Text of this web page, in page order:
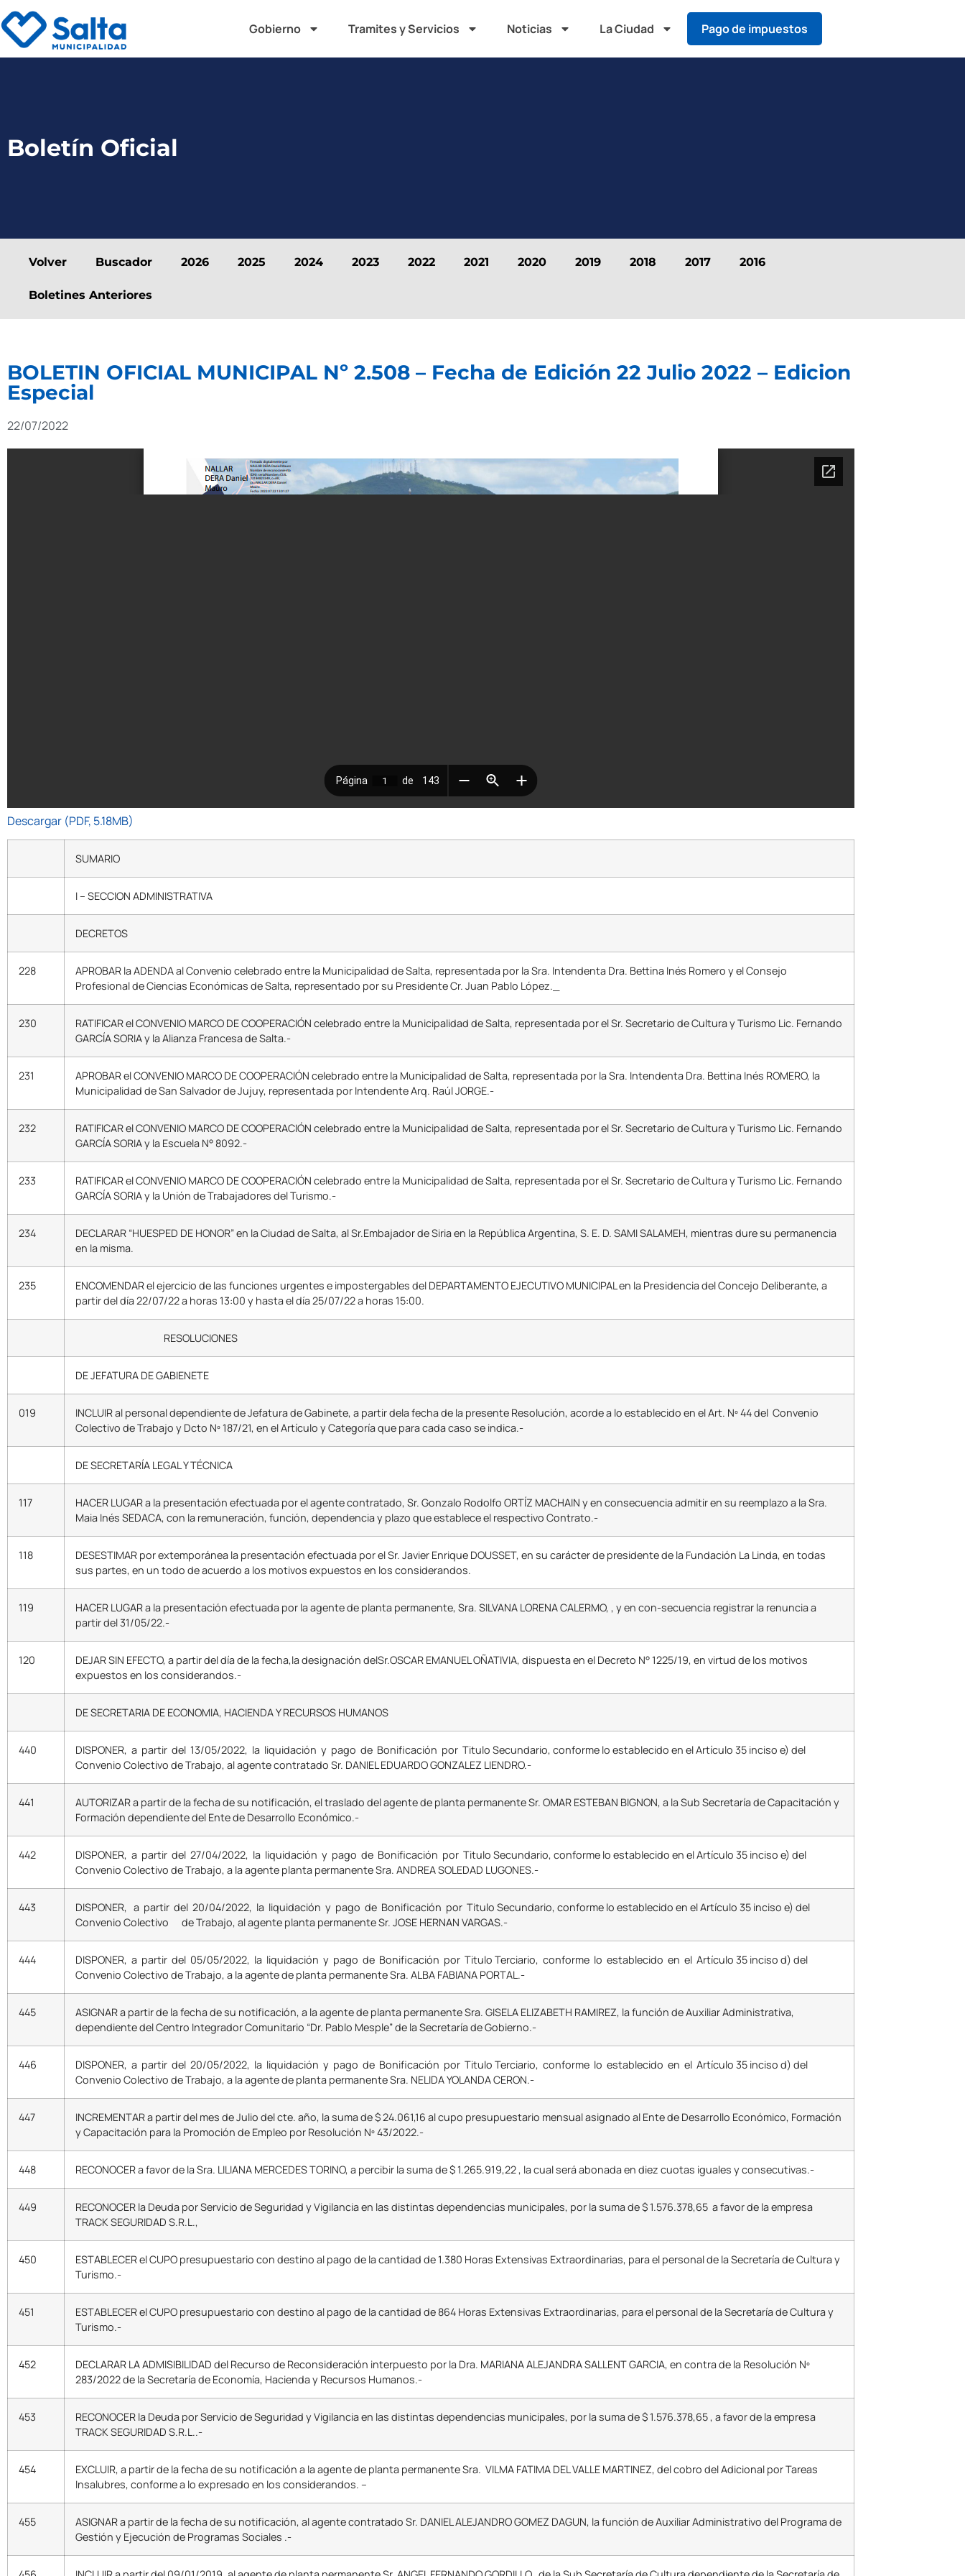
Gobierno Tramites y Servicios Noticias La Ciudad Pago de impuestos
Boletín Oficial
Volver Buscador 2026 2025 2024 2023 2022 2021 2020 2019 2018 2017 2016
Boletines Anteriores
BOLETIN OFICIAL MUNICIPAL Nº 2.508 – Fecha de Edición 22 Julio 2022 – Edicion
Especial
22/07/2022
Descargar (PDF, 5.18MB)
SUMARIO
I – SECCION ADMINISTRATIVA
DECRETOS
228
APROBAR la ADENDA al Convenio celebrado entre la Municipalidad de Salta, representada por la Sra. Intendenta Dra. Bettina Inés Romero y el Consejo
Profesional de Ciencias Económicas de Salta, representado por su Presidente Cr. Juan Pablo López._
230
RATIFICAR el CONVENIO MARCO DE COOPERACIÓN celebrado entre la Municipalidad de Salta, representada por el Sr. Secretario de Cultura y Turismo Lic. Fernando
GARCÍA SORIA y la Alianza Francesa de Salta.-
231
APROBAR el CONVENIO MARCO DE COOPERACIÓN celebrado entre la Municipalidad de Salta, representada por la Sra. Intendenta Dra. Bettina Inés ROMERO, la
Municipalidad de San Salvador de Jujuy, representada por Intendente Arq. Raúl JORGE.-
232
RATIFICAR el CONVENIO MARCO DE COOPERACIÓN celebrado entre la Municipalidad de Salta, representada por el Sr. Secretario de Cultura y Turismo Lic. Fernando
GARCÍA SORIA y la Escuela N° 8092.-
233
RATIFICAR el CONVENIO MARCO DE COOPERACIÓN celebrado entre la Municipalidad de Salta, representada por el Sr. Secretario de Cultura y Turismo Lic. Fernando
GARCÍA SORIA y la Unión de Trabajadores del Turismo.-
234
DECLARAR “HUESPED DE HONOR” en la Ciudad de Salta, al Sr.Embajador de Siria en la República Argentina, S. E. D. SAMI SALAMEH, mientras dure su permanencia
en la misma.
235
ENCOMENDAR el ejercicio de las funciones urgentes e impostergables del DEPARTAMENTO EJECUTIVO MUNICIPAL en la Presidencia del Concejo Deliberante, a
partir del día 22/07/22 a horas 13:00 y hasta el día 25/07/22 a horas 15:00.
RESOLUCIONES
DE JEFATURA DE GABIENETE
019
INCLUIR al personal dependiente de Jefatura de Gabinete, a partir dela fecha de la presente Resolución, acorde a lo establecido en el Art. Nº 44 del Convenio
Colectivo de Trabajo y Dcto Nº 187/21, en el Artículo y Categoría que para cada caso se indica.-
DE SECRETARÍA LEGAL Y TÉCNICA
117
HACER LUGAR a la presentación efectuada por el agente contratado, Sr. Gonzalo Rodolfo ORTÍZ MACHAIN y en consecuencia admitir en su reemplazo a la Sra.
Maia Inés SEDACA, con la remuneración, función, dependencia y plazo que establece el respectivo Contrato.-
118
DESESTIMAR por extemporánea la presentación efectuada por el Sr. Javier Enrique DOUSSET, en su carácter de presidente de la Fundación La Linda, en todas
sus partes, en un todo de acuerdo a los motivos expuestos en los considerandos.
119
HACER LUGAR a la presentación efectuada por la agente de planta permanente, Sra. SILVANA LORENA CALERMO, , y en con-secuencia registrar la renuncia a
partir del 31/05/22.-
120
DEJAR SIN EFECTO, a partir del día de la fecha,la designación delSr.OSCAR EMANUEL OÑATIVIA, dispuesta en el Decreto N° 1225/19, en virtud de los motivos
expuestos en los considerandos.-
DE SECRETARIA DE ECONOMIA, HACIENDA Y RECURSOS HUMANOS
440
DISPONER, a partir del 13/05/2022, la liquidación y pago de Bonificación por Titulo Secundario, conforme lo establecido en el Artículo 35 inciso e) del
Convenio Colectivo de Trabajo, al agente contratado Sr. DANIEL EDUARDO GONZALEZ LIENDRO.-
441
AUTORIZAR a partir de la fecha de su notificación, el traslado del agente de planta permanente Sr. OMAR ESTEBAN BIGNON, a la Sub Secretaría de Capacitación y
Formación dependiente del Ente de Desarrollo Económico.-
442
DISPONER, a partir del 27/04/2022, la liquidación y pago de Bonificación por Titulo Secundario, conforme lo establecido en el Artículo 35 inciso e) del
Convenio Colectivo de Trabajo, a la agente planta permanente Sra. ANDREA SOLEDAD LUGONES.-
443
DISPONER, a partir del 20/04/2022, la liquidación y pago de Bonificación por Titulo Secundario, conforme lo establecido en el Artículo 35 inciso e) del
Convenio Colectivo de Trabajo, al agente planta permanente Sr. JOSE HERNAN VARGAS.-
444
DISPONER, a partir del 05/05/2022, la liquidación y pago de Bonificación por Titulo Terciario, conforme lo establecido en el Artículo 35 inciso d) del
Convenio Colectivo de Trabajo, a la agente de planta permanente Sra. ALBA FABIANA PORTAL.-
445
ASIGNAR a partir de la fecha de su notificación, a la agente de planta permanente Sra. GISELA ELIZABETH RAMIREZ, la función de Auxiliar Administrativa,
dependiente del Centro Integrador Comunitario “Dr. Pablo Mesple” de la Secretaría de Gobierno.-
446
DISPONER, a partir del 20/05/2022, la liquidación y pago de Bonificación por Titulo Terciario, conforme lo establecido en el Artículo 35 inciso d) del
Convenio Colectivo de Trabajo, a la agente de planta permanente Sra. NELIDA YOLANDA CERON.-
447
INCREMENTAR a partir del mes de Julio del cte. año, la suma de $ 24.061,16 al cupo presupuestario mensual asignado al Ente de Desarrollo Económico, Formación
y Capacitación para la Promoción de Empleo por Resolución Nº 43/2022.-
448 RECONOCER a favor de la Sra. LILIANA MERCEDES TORINO, a percibir la suma de $ 1.265.919,22 , la cual será abonada en diez cuotas iguales y consecutivas.-
449
RECONOCER la Deuda por Servicio de Seguridad y Vigilancia en las distintas dependencias municipales, por la suma de $ 1.576.378,65 a favor de la empresa
TRACK SEGURIDAD S.R.L.,
450
ESTABLECER el CUPO presupuestario con destino al pago de la cantidad de 1.380 Horas Extensivas Extraordinarias, para el personal de la Secretaría de Cultura y
Turismo.-
451
ESTABLECER el CUPO presupuestario con destino al pago de la cantidad de 864 Horas Extensivas Extraordinarias, para el personal de la Secretaría de Cultura y
Turismo.-
452
DECLARAR LA ADMISIBILIDAD del Recurso de Reconsideración interpuesto por la Dra. MARIANA ALEJANDRA SALLENT GARCIA, en contra de la Resolución Nº
283/2022 de la Secretaría de Economía, Hacienda y Recursos Humanos.-
453
RECONOCER la Deuda por Servicio de Seguridad y Vigilancia en las distintas dependencias municipales, por la suma de $ 1.576.378,65 , a favor de la empresa
TRACK SEGURIDAD S.R.L..-
454
EXCLUIR, a partir de la fecha de su notificación a la agente de planta permanente Sra. VILMA FATIMA DEL VALLE MARTINEZ, del cobro del Adicional por Tareas
Insalubres, conforme a lo expresado en los considerandos. –
455
ASIGNAR a partir de la fecha de su notificación, al agente contratado Sr. DANIEL ALEJANDRO GOMEZ DAGUN, la función de Auxiliar Administrativo del Programa de
Gestión y Ejecución de Programas Sociales .-